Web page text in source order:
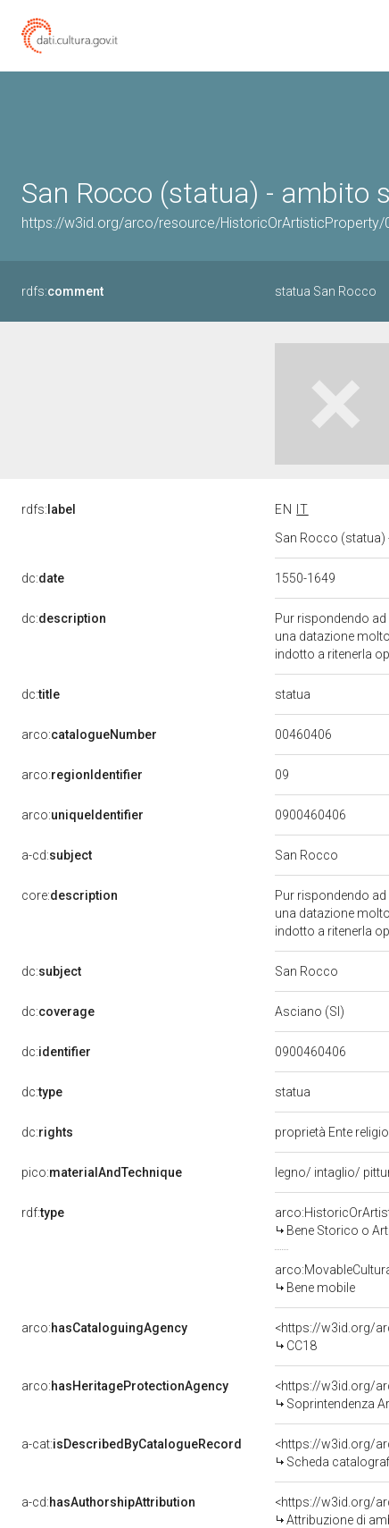
San Rocco (statua) - ambito
https://w3id.org/arco/resource/HistoricOrArtisticProperty/
rdfs:comment statua San Rocco
rdfs: label EN
IT
San Rocco (statua)
dc:date 1550-1649
dc:description
Pur rispondendo
una datazione
indotto a ritenerla
dc:title statua
arco:catalogueNumber 00460406
arco:regionIdentifier 09
arco:uniqueIdentifier 0900460406
a-cd:subject San Rocco
core:description
Pur rispondendo
una datazione
indotto a ritenerla
dc:subject San Rocco
dc:coverage Asciano (SI)
dc:identifier 0900460406
dc:type statua
dc:rights proprietà Ente
pico:materialAndTechnique legno/ intaglio/
rdf:type
Bene Storico o
Bene mobile
arco:hasCataloguingAgency
<https://w3id.org/
CC18
arco:hasHeritageProtectionAgency
<https://w3id.org/
Soprintendenza
a-cat:isDescribedByCatalogueRecord
<https://w3id.org/
Scheda
a-cd:hasAuthorshipAttribution
<https://w3id.org/
Attribuzione di